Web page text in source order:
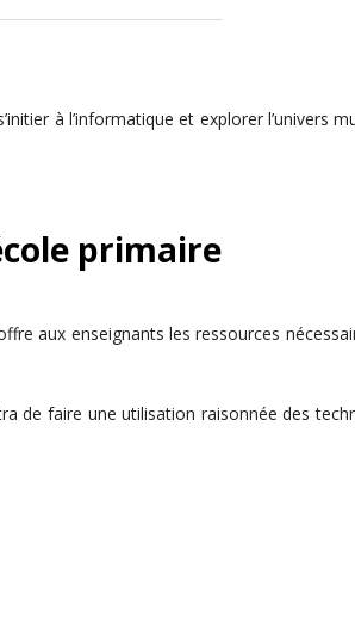
à l’informatique et explorer l’univers
primaire
aux enseignants les ressources
faire une utilisation raisonnée des